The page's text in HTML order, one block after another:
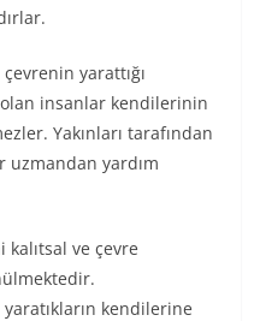
yarattığı
olan insanlar kendilerinin
Yakınları tarafından
yardım
kalıtsal ve çevre
kendilerine